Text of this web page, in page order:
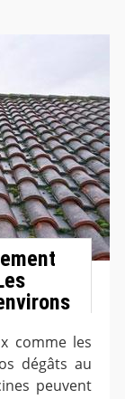
comme les
dégâts au
peuvent